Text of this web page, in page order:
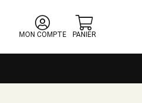
MON COMPTE
PANIER